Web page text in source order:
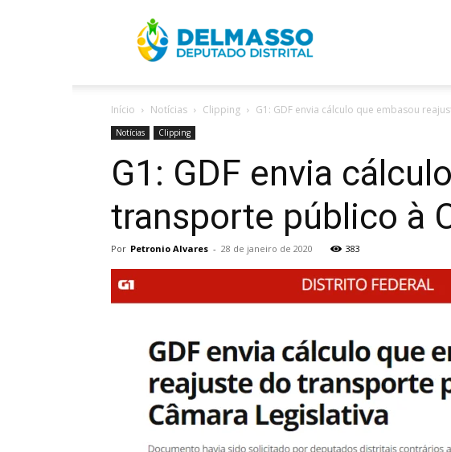
Início Notícias Clipping G1: GDF envia cálculo que embasou
Notícias Clipping
G1: GDF envia
transporte público à
Por Petronio Alvares - 28 de janeiro de 2020 383